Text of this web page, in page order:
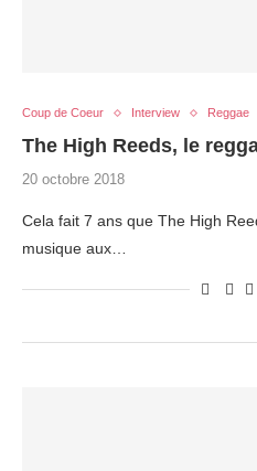
Coup de Coeur Interview Reggae
The High Reeds, le
20 octobre 2018
Cela fait 7 ans que The High
musique aux…